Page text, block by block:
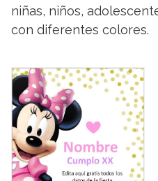
niñas, niños,
con diferentes colores.